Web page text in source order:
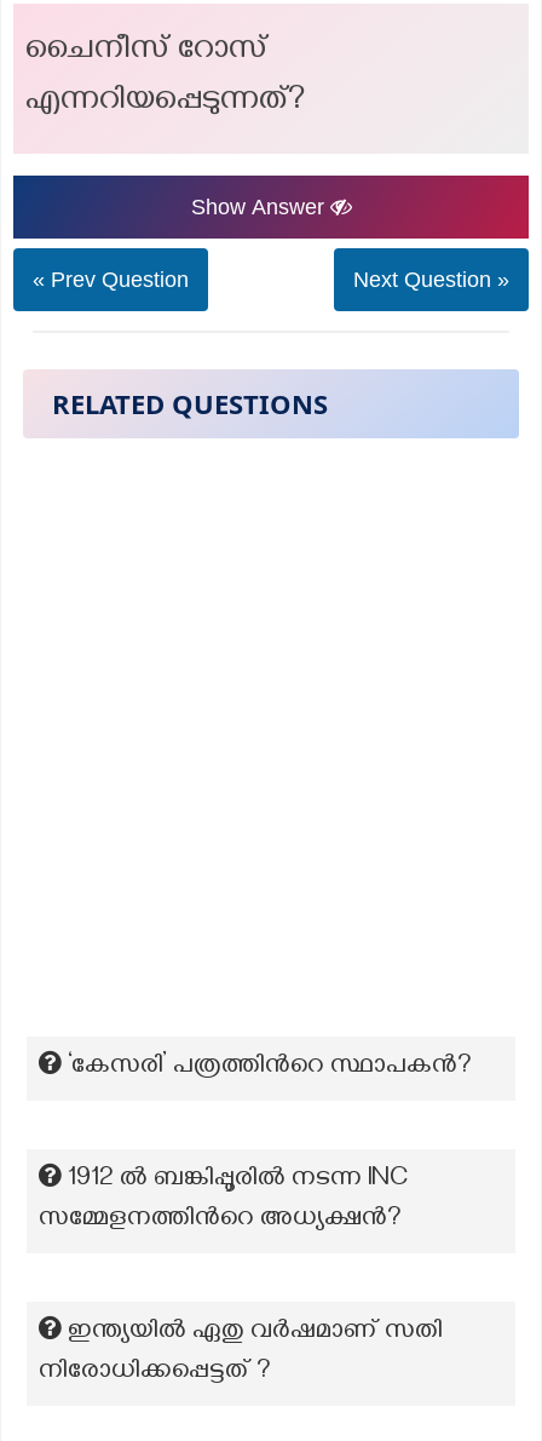
ചൈനീസ് റോസ്
എന്നറിയപ്പെടുന്നത്?
Show Answer
« Prev Question Next Question »
RELATED QUESTIONS
‘കേസരി’ പത്രത്തിന്‍റെ സ്ഥാപകന്‍?
1912 ല്‍ ബങ്കിപ്പൂരില്‍ നടന്ന INC
സമ്മേളനത്തിന്‍റെ അധ്യക്ഷന്‍?
ഇന്ത്യയിൽ ഏതു വർഷമാണ് സതി
നിരോധിക്കപ്പെട്ടത് ?